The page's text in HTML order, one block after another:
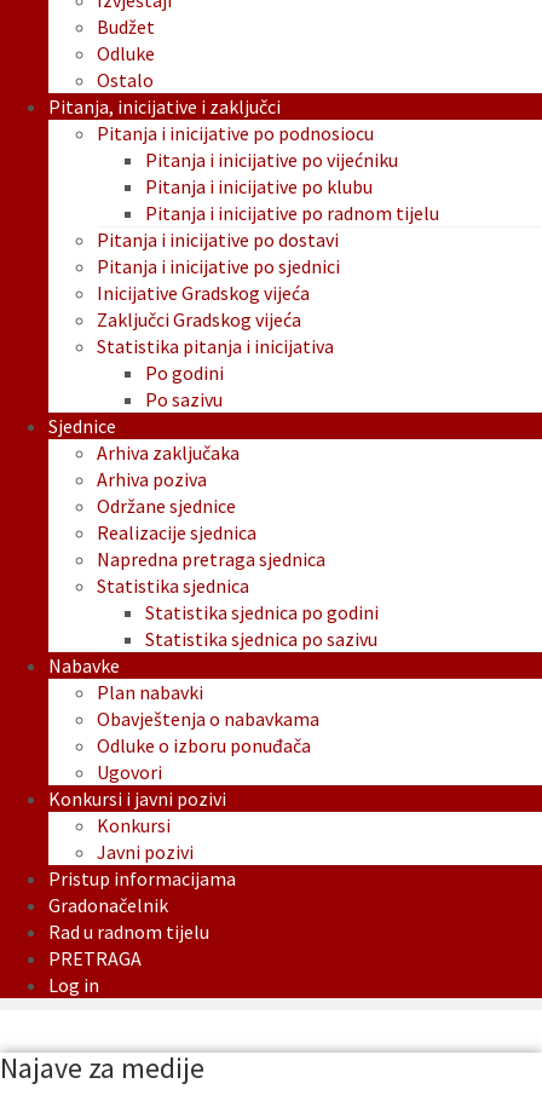
Budžet
Odluke
Ostalo
Pitanja, inicijative i zaključci
Pitanja i inicijative po podnosiocu
Pitanja i inicijative po vijećniku
Pitanja i inicijative po klubu
Pitanja i inicijative po radnom tijelu
Pitanja i inicijative po dostavi
Pitanja i inicijative po sjednici
Inicijative Gradskog vijeća
Zaključci Gradskog vijeća
Statistika pitanja i inicijativa
Po godini
Po sazivu
Sjednice
Arhiva zaključaka
Arhiva poziva
Održane sjednice
Realizacije sjednica
Napredna pretraga sjednica
Statistika sjednica
Statistika sjednica po godini
Statistika sjednica po sazivu
Nabavke
Plan nabavki
Obavještenja o nabavkama
Odluke o izboru ponuđača
Ugovori
Konkursi i javni pozivi
Konkursi
Javni pozivi
Pristup informacijama
Gradonačelnik
Rad u radnom tijelu
PRETRAGA
Log in
Najave za medije